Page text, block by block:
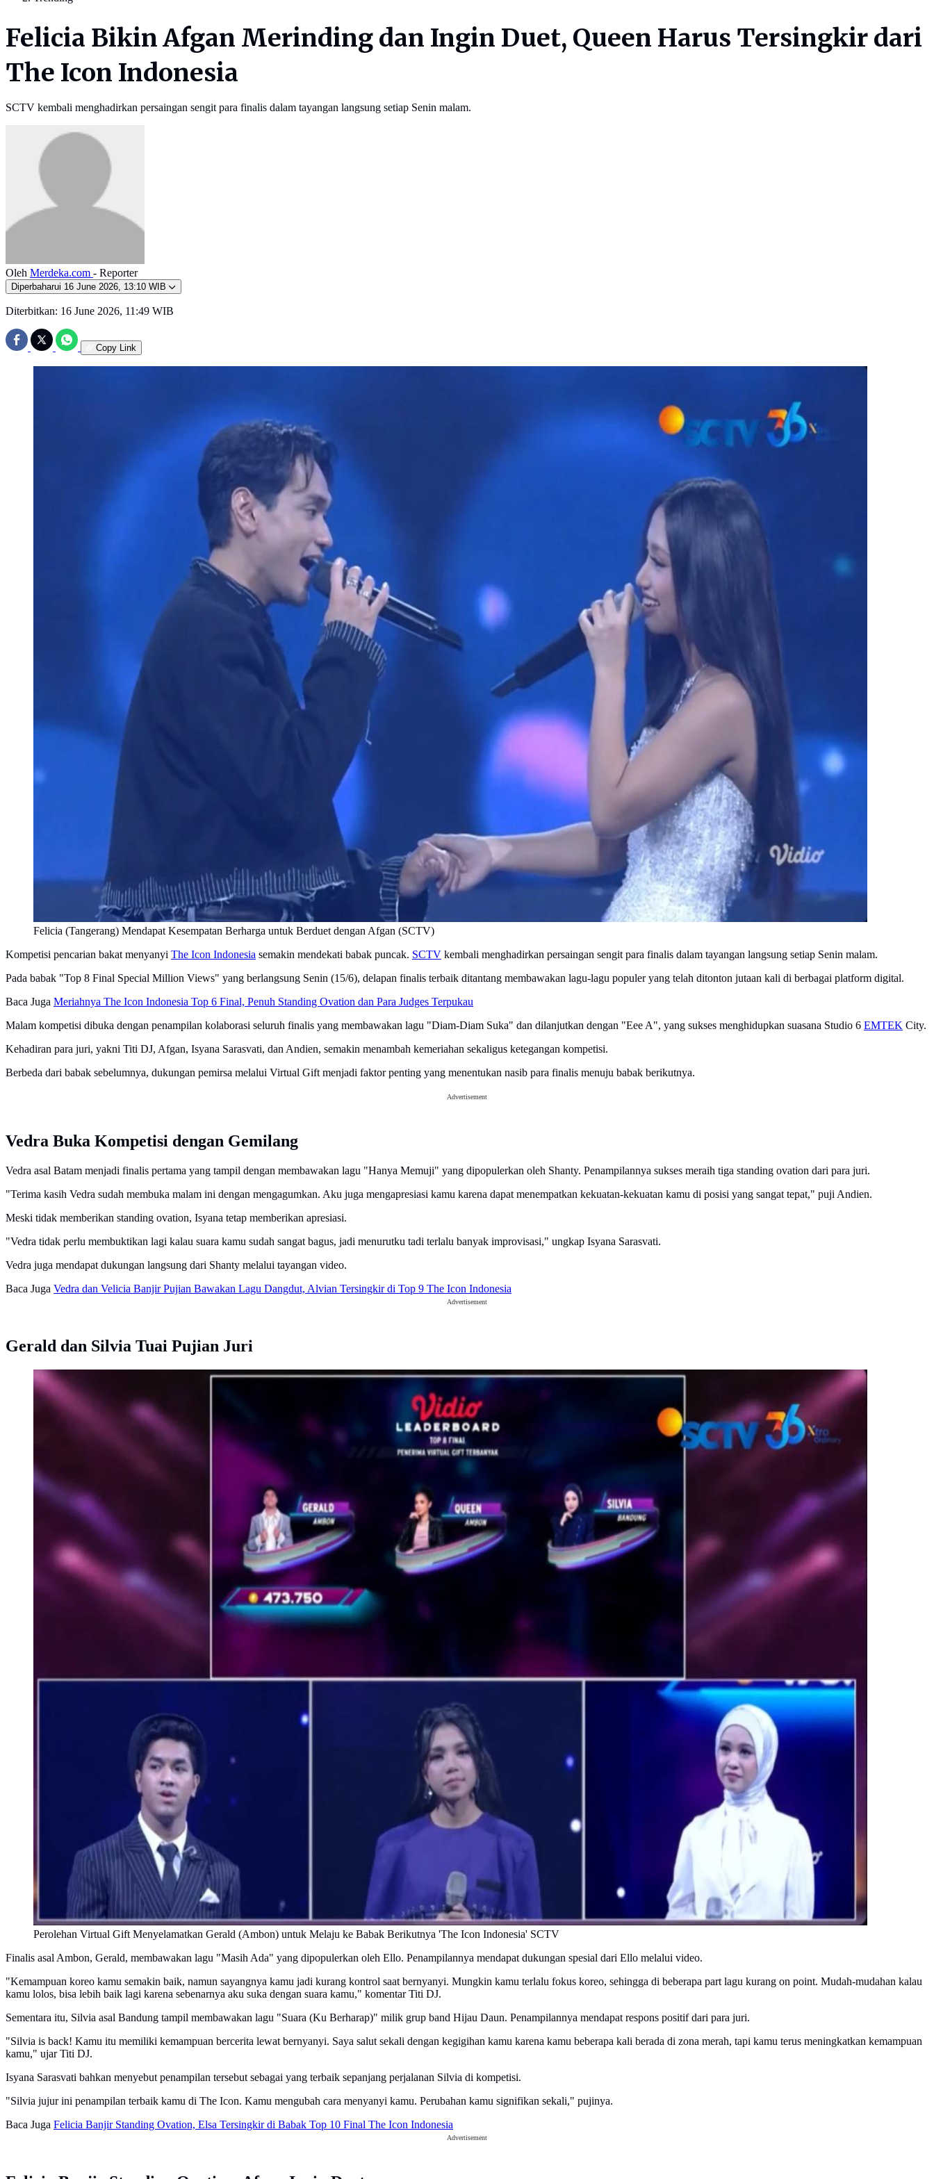
Felicia Bikin Afgan Merinding dan Ingin Duet, Queen Harus Tersingkir dari
The Icon Indonesia
SCTV kembali menghadirkan persaingan sengit para finalis dalam tayangan langsung setiap Senin malam.
Oleh Merdeka.com - Reporter
Diperbaharui 16 June 2026, 13:10 WIB
Diterbitkan: 16 June 2026, 11:49 WIB
Copy Link
Felicia (Tangerang) Mendapat Kesempatan Berharga untuk Berduet dengan Afgan (SCTV)
Kompetisi pencarian bakat menyanyi The Icon Indonesia semakin mendekati babak puncak. SCTV kembali menghadirkan persaingan sengit para finalis dalam tayangan langsung setiap Senin malam.
Pada babak "Top 8 Final Special Million Views" yang berlangsung Senin (15/6), delapan finalis terbaik ditantang membawakan lagu-lagu populer yang telah ditonton jutaan kali di berbagai platform digital.
Baca Juga Meriahnya The Icon Indonesia Top 6 Final, Penuh Standing Ovation dan Para Judges Terpukau
Malam kompetisi dibuka dengan penampilan kolaborasi seluruh finalis yang membawakan lagu "Diam-Diam Suka" dan dilanjutkan dengan "Eee A", yang sukses menghidupkan suasana Studio 6 EMTEK City.
Kehadiran para juri, yakni Titi DJ, Afgan, Isyana Sarasvati, dan Andien, semakin menambah kemeriahan sekaligus ketegangan kompetisi.
Berbeda dari babak sebelumnya, dukungan pemirsa melalui Virtual Gift menjadi faktor penting yang menentukan nasib para finalis menuju babak berikutnya.
Advertisement
Vedra Buka Kompetisi dengan Gemilang
Vedra asal Batam menjadi finalis pertama yang tampil dengan membawakan lagu "Hanya Memuji" yang dipopulerkan oleh Shanty. Penampilannya sukses meraih tiga standing ovation dari para juri.
"Terima kasih Vedra sudah membuka malam ini dengan mengagumkan. Aku juga mengapresiasi kamu karena dapat menempatkan kekuatan-kekuatan kamu di posisi yang sangat tepat," puji Andien.
Meski tidak memberikan standing ovation, Isyana tetap memberikan apresiasi.
"Vedra tidak perlu membuktikan lagi kalau suara kamu sudah sangat bagus, jadi menurutku tadi terlalu banyak improvisasi," ungkap Isyana Sarasvati.
Vedra juga mendapat dukungan langsung dari Shanty melalui tayangan video.
Baca Juga Vedra dan Velicia Banjir Pujian Bawakan Lagu Dangdut, Alvian Tersingkir di Top 9 The Icon Indonesia
Advertisement
Gerald dan Silvia Tuai Pujian Juri
Perolehan Virtual Gift Menyelamatkan Gerald (Ambon) untuk Melaju ke Babak Berikutnya 'The Icon Indonesia' SCTV
Finalis asal Ambon, Gerald, membawakan lagu "Masih Ada" yang dipopulerkan oleh Ello. Penampilannya mendapat dukungan spesial dari Ello melalui video.
"Kemampuan koreo kamu semakin baik, namun sayangnya kamu jadi kurang kontrol saat bernyanyi. Mungkin kamu terlalu fokus koreo, sehingga di beberapa part lagu kurang on point. Mudah-mudahan kalau
kamu lolos, bisa lebih baik lagi karena sebenarnya aku suka dengan suara kamu," komentar Titi DJ.
Sementara itu, Silvia asal Bandung tampil membawakan lagu "Suara (Ku Berharap)" milik grup band Hijau Daun. Penampilannya mendapat respons positif dari para juri.
"Silvia is back! Kamu itu memiliki kemampuan bercerita lewat bernyanyi. Saya salut sekali dengan kegigihan kamu karena kamu beberapa kali berada di zona merah, tapi kamu terus meningkatkan kemampuan
kamu," ujar Titi DJ.
Isyana Sarasvati bahkan menyebut penampilan tersebut sebagai yang terbaik sepanjang perjalanan Silvia di kompetisi.
"Silvia jujur ini penampilan terbaik kamu di The Icon. Kamu mengubah cara menyanyi kamu. Perubahan kamu signifikan sekali," pujinya.
Baca Juga Felicia Banjir Standing Ovation, Elsa Tersingkir di Babak Top 10 Final The Icon Indonesia
Advertisement